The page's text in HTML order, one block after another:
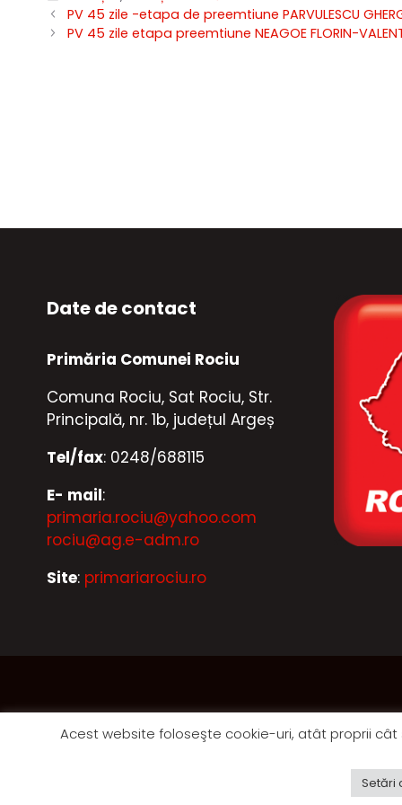
PV 45 zile -etapa de preemtiune PARVULESCU
PV 45 zile etapa preemtiune NEAGOE FLORIN-
Date de contact
Primăria Comunei Rociu
Comuna Rociu, Sat Rociu, Str.
Principală, nr. 1b, județul Argeș
Tel/fax: 0248/688115
E- mail:
primaria.rociu@yahoo.com
rociu@ag.e-adm.ro
Site: primariarociu.ro
Acest website foloseşte cookie-uri, atât proprii cât
Setări